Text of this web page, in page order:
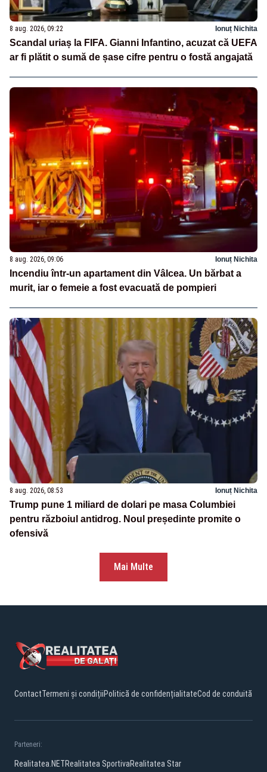
8 aug. 2026, 09:22 Ionuț Nichita
Scandal uriaș la FIFA. Gianni Infantino, acuzat că UEFA
ar fi plătit o sumă de șase cifre pentru o fostă angajată
8 aug. 2026, 09:06 Ionuț Nichita
Incendiu într-un apartament din Vâlcea. Un bărbat a
murit, iar o femeie a fost evacuată de pompieri
8 aug. 2026, 08:53 Ionuț Nichita
Trump pune 1 miliard de dolari pe masa Columbiei
pentru războiul antidrog. Noul președinte promite o
ofensivă
Mai Multe
ContactTermeni și condițiiPolitică de confidențialitateCod de conduită
Parteneri:
Realitatea.NETRealitatea SportivaRealitatea Star